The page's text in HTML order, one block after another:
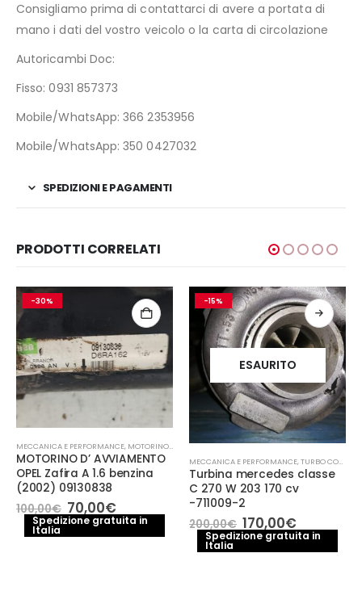
Consigliamo prima di contattarci di avere a portata di
mano i dati del vostro veicolo o la carta di circolazione
Autoricambi Doc:
Fisso: 0931 857373
Mobile/WhatsApp: 366 2353956
Mobile/WhatsApp: 350 0427032
SPEDIZIONI E PAGAMENTI
PRODOTTI CORRELATI
-30%
MECCANICA E PERFORMANCE, MOTORINO AVVIAMENTO
MOTORINO D’ AVVIAMENTO
OPEL Zafira A 1.6 benzina
(2002) 09130838
100,00€ Il
prezzo
originale
70,00€Il
prezzo
attuale
Spedizione gratuita in
Italia
-15%
ESAURITO
MECCANICA E PERFORMANCE,TURBO COMPRESSORE- TURBINA
Turbina mercedes classe
C 270 W 203 170 cv
-711009-2
200,00€ Il
prezzo
originale
170,00€Il
prezzo
attuale
Spedizione gratuita in
Italia